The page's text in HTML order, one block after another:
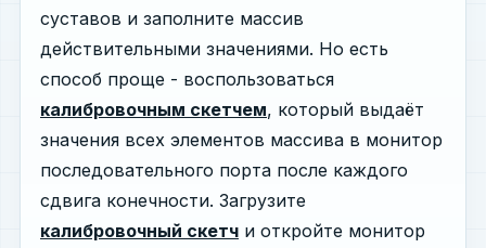
суставов и заполните массив
действительными значениями. Но есть
способ проще - воспользоваться
калибровочным скетчем, который выдаёт
значения всех элементов массива в монитор
последовательного порта после каждого
сдвига конечности. Загрузите
калибровочный скетч и откройте монитор